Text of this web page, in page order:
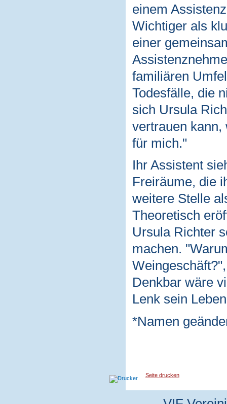
einem
Wichtiger als
einer
familiären
Todesfälle, die
sich Ursula
vertrauen
für mich."
Ihr Assistent
Freiräume, die
weitere Stelle
Theoretisch
Ursula Richter
machen.
Denkbar wäre
Lenk sein
*Namen
Seite drucken